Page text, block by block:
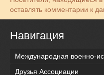
оставлять комментарии к
Навигация
Международная военно-
Друзья Ассоциации